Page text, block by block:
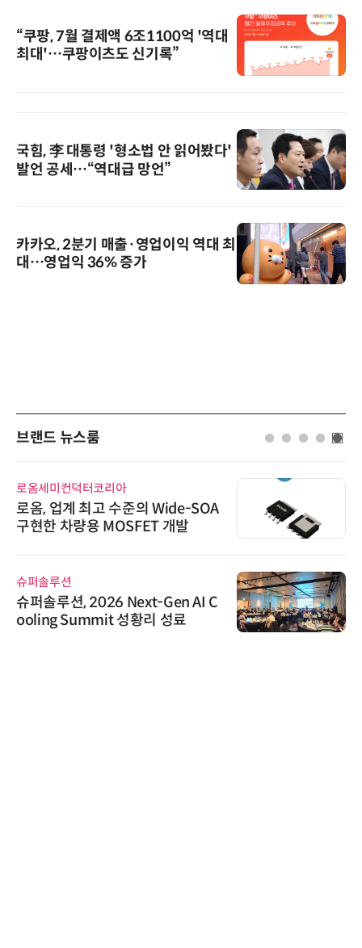
“쿠팡, 7월 결제액 6조1100억 '역대
최대'…쿠팡이츠도 신기록”
국힘, 李 대통령 '형소법 안 읽어봤다'
발언 공세…“역대급 망언”
카카오, 2분기 매출·영업이익 역대 최
대…영업익 36% 증가
브랜드 뉴스룸
로옴세미컨덕터코리아
로옴, 업계 최고 수준의 Wide-SOA
구현한 차량용 MOSFET 개발
슈퍼솔루션
슈퍼솔루션, 2026 Next-Gen AI C
ooling Summit 성황리 성료